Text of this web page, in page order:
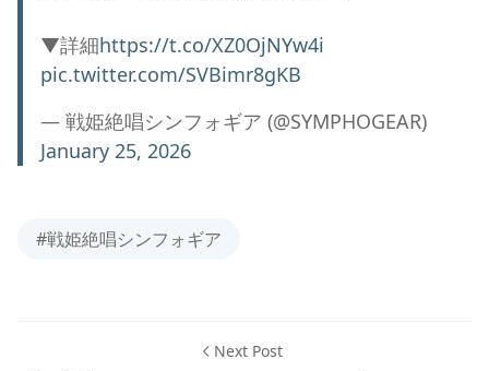
▼詳細https://t.co/XZ0OjNYw4i
pic.twitter.com/SVBimr8gKB
— 戦姫絶唱シンフォギア (@SYMPHOGEAR)
January 25, 2026
#戦姫絶唱シンフォギア
Next Post